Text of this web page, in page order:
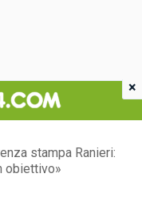
stampa Ranieri:
obiettivo»
×